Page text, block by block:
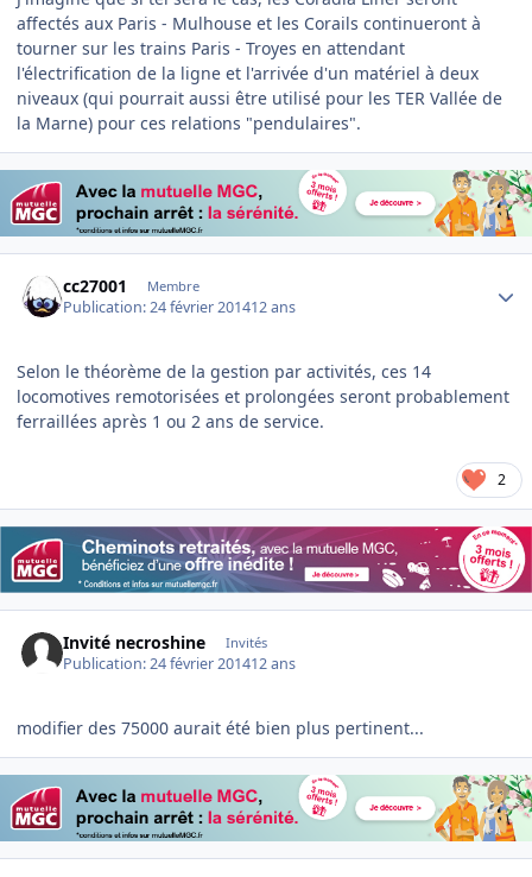
affectés aux Paris - Mulhouse et les Corails continueront à
tourner sur les trains Paris - Troyes en attendant
l'électrification de la ligne et l'arrivée d'un matériel à deux
niveaux (qui pourrait aussi être utilisé pour les TER Vallée de
la Marne) pour ces relations "pendulaires".
cc27001 Membre
Publication:24 février 201412 ans
Selon le théorème de la gestion par activités, ces 14
locomotives remotorisées et prolongées seront probablement
ferraillées après 1 ou 2 ans de service.
2
Invité necroshine Invités
Publication:24 février 201412 ans
modifier des 75000 aurait été bien plus pertinent...